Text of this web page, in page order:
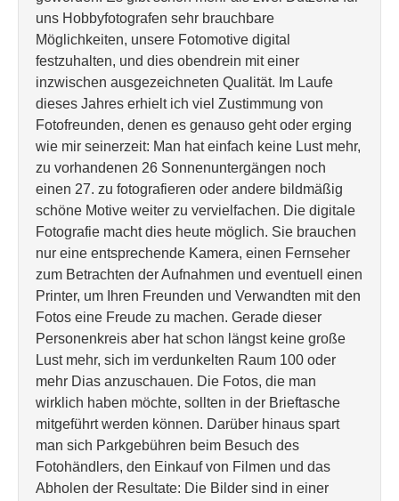
uns Hobbyfotografen sehr brauchbare
Möglichkeiten, unsere Fotomotive digital
festzuhalten, und dies obendrein mit einer
inzwischen ausgezeichneten Qualität. Im Laufe
dieses Jahres erhielt ich viel Zustimmung von
Fotofreunden, denen es genauso geht oder erging
wie mir seinerzeit: Man hat einfach keine Lust mehr,
zu vorhandenen 26 Sonnenuntergängen noch
einen 27. zu fotografieren oder andere bildmäßig
schöne Motive weiter zu vervielfachen. Die digitale
Fotografie macht dies heute möglich. Sie brauchen
nur eine entsprechende Kamera, einen Fernseher
zum Betrachten der Aufnahmen und eventuell einen
Printer, um Ihren Freunden und Verwandten mit den
Fotos eine Freude zu machen. Gerade dieser
Personenkreis aber hat schon längst keine große
Lust mehr, sich im verdunkelten Raum 100 oder
mehr Dias anzuschauen. Die Fotos, die man
wirklich haben möchte, sollten in der Brieftasche
mitgeführt werden können. Darüber hinaus spart
man sich Parkgebühren beim Besuch des
Fotohändlers, den Einkauf von Filmen und das
Abholen der Resultate: Die Bilder sind in einer